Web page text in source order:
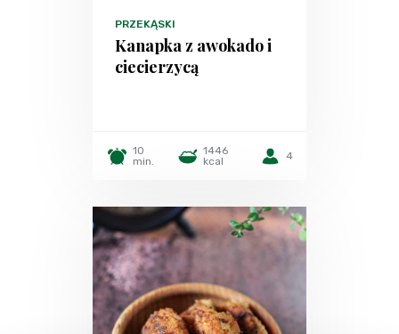
PRZEKĄSKI
Kanapka z awokado i
ciecierzycą
10
min.
1446
kcal
4